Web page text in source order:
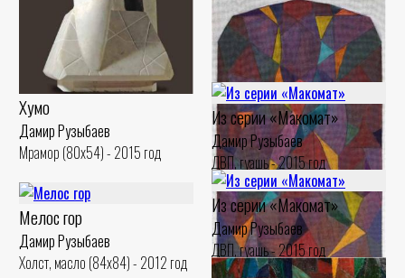
Хумо
Дамир Рузыбаев
Мрамор (80x54) - 2015 год
Маршрут поезда А
Дамир Рузыбаев
Холст, масло (170x27) - 2015 год
Из серии «Макомат»
Дамир Рузыбаев
ДВП, гуашь - 2015 год
Из серии «Макомат»
Дамир Рузыбаев
ДВП, гуашь - 2015 год
Мелос гор
Дамир Рузыбаев
Холст, масло (84x84) - 2012 год